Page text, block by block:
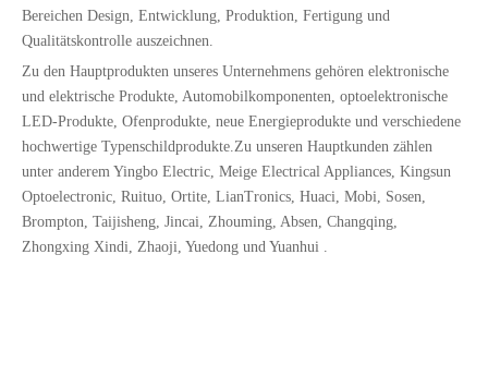
Bereichen Design, Entwicklung, Produktion, Fertigung und
Qualitätskontrolle auszeichnen.
Zu den Hauptprodukten unseres Unternehmens gehören elektronische
und elektrische Produkte, Automobilkomponenten, optoelektronische
LED-Produkte, Ofenprodukte, neue Energieprodukte und verschiedene
hochwertige Typenschildprodukte.Zu unseren Hauptkunden zählen
unter anderem Yingbo Electric, Meige Electrical Appliances, Kingsun
Optoelectronic, Ruituo, Ortite, LianTronics, Huaci, Mobi, Sosen,
Brompton, Taijisheng, Jincai, Zhouming, Absen, Changqing,
Zhongxing Xindi, Zhaoji, Yuedong und Yuanhui .